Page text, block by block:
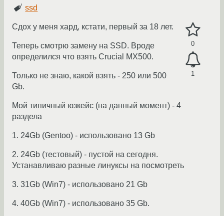
ssd
0
1
Сдох у меня хард, кстати, первый за 18 лет.
Теперь смотрю замену на SSD. Вроде
определился что взять Crucial MX500.
Только не знаю, какой взять - 250 или 500
Gb.
Мой типичный юзкейс (на данный момент) - 4
раздела
1. 24Gb (Gentoo) - использовано 13 Gb
2. 24Gb (тестовый) - пустой на сегодня.
Устанавливаю разные линуксы на посмотреть
3. 31Gb (Win7) - использовано 21 Gb
4. 40Gb (Win7) - использовано 35 Gb.